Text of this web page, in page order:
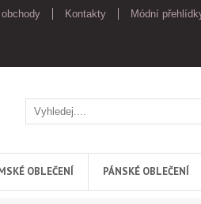
Kontakty Módní
OBLEČENÍ PÁNSKÉ OBLEČENÍ